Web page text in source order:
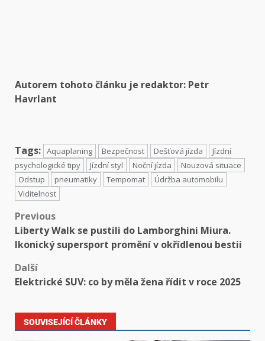
Autorem tohoto článku je redaktor: Petr
Havrlant
Tags: Aquaplaning Bezpečnost Dešťová jízda
Jízdní
psychologické tipy
Jízdní styl Noční jízda
Nouzová situace
Odstup
pneumatiky Tempomat
Údržba automobilu
Viditelnost
Previous
Liberty Walk se pustili do Lamborghini Miura.
Ikonický supersport promění v okřídlenou bestii
Další
Elektrické SUV: co by měla žena řídit v roce 2025
SOUVISEJÍCÍ ČLÁNKY